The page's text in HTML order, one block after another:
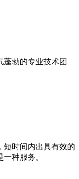
蓬勃的专业技术团
短时间内出具有效的
种服务。